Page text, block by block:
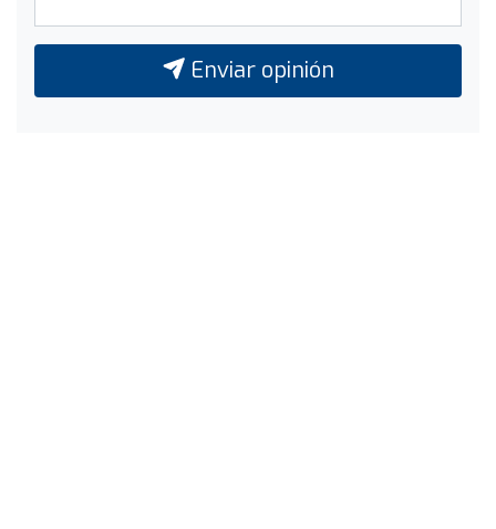
Enviar opinión